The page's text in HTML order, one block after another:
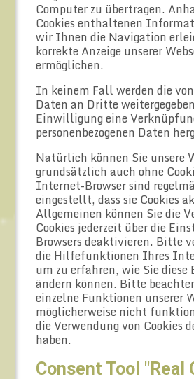
Computer zu übertragen.
Cookies enthaltenen
wir Ihnen die Navigation
korrekte Anzeige unserer
ermöglichen.
In keinem Fall werden die
Daten an Dritte
Einwilligung eine
personenbezogenen Daten
Natürlich können Sie unsere
grundsätzlich auch ohne
Internet-Browser sind
eingestellt, dass sie Cookies
Allgemeinen können Sie die
Cookies jederzeit über die
Browsers deaktivieren. Bitte
die Hilfefunktionen Ihres
um zu erfahren, wie Sie
ändern können. Bitte
einzelne Funktionen unserer
möglicherweise nicht
die Verwendung von Cookies
haben.
Consent Tool "Real